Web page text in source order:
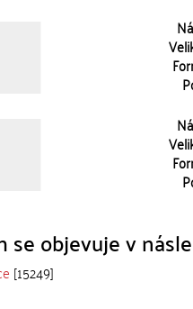
se objevuje v
[15249]